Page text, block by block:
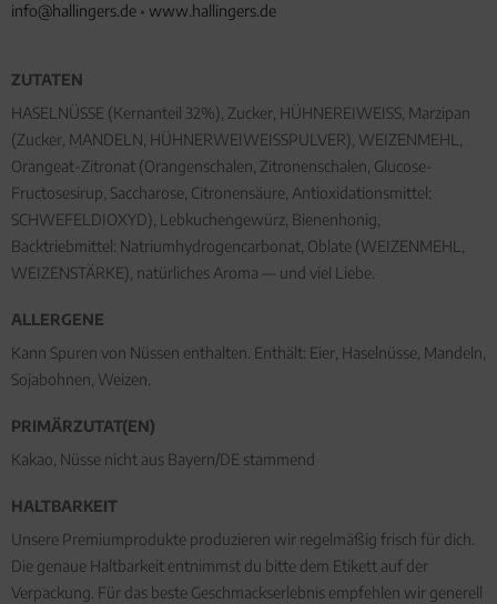
info@hallingers.de • www.hallingers.de
ZUTATEN
HASELNÜSSE (Kernanteil 32%), Zucker, HÜHNEREIWEISS, Marzipan
(Zucker, MANDELN, HÜHNERWEIWEISSPULVER), WEIZENMEHL,
Orangeat-Zitronat (Orangenschalen, Zitronenschalen, Glucose-
Fructosesirup, Saccharose, Citronensäure, Antioxidationsmittel:
SCHWEFELDIOXYD), Lebkuchengewürz, Bienenhonig,
Backtriebmittel: Natriumhydrogencarbonat, Oblate (WEIZENMEHL,
WEIZENSTÄRKE), natürliches Aroma — und viel Liebe.
ALLERGENE
Kann Spuren von Nüssen enthalten. Enthält: Eier, Haselnüsse, Mandeln,
Sojabohnen, Weizen.
PRIMÄRZUTAT(EN)
Kakao, Nüsse nicht aus Bayern/DE stammend
HALTBARKEIT
Unsere Premiumprodukte produzieren wir regelmäßig frisch für dich.
Die genaue Haltbarkeit entnimmst du bitte dem Etikett auf der
Verpackung. Für das beste Geschmackserlebnis empfehlen wir generell